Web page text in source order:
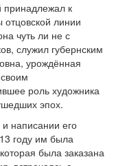
принадлежал к
линии
чуть ли не с
служил губернским
урождённая
роль художника
эпох.
и написании его
году им была
была заказана